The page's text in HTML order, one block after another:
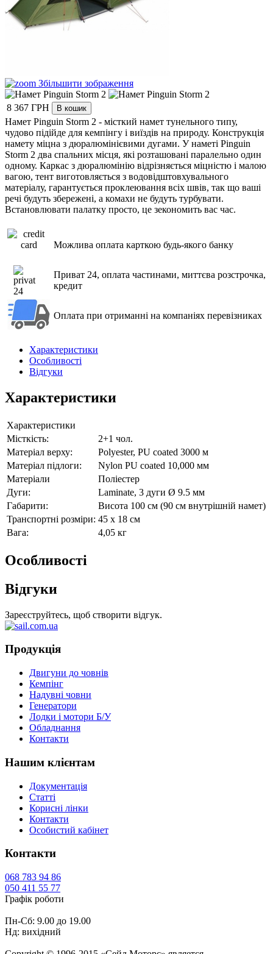
Збільшити зображення
8 367 ГРН
Намет Pinguin Storm 2 - місткий намет тунельного типу,
чудово підійде для кемпінгу і виїздів на природу. Конструкція
намету міцна з дюралюмінієвими дугами. У наметі Pinguin
Storm 2 два спальних місця, які розташовані паралельно один
одному. Каркас з дюралюмінію відрізняється міцністю і малою
вагою, тент виготовляється з водовідштовхувального
матеріалу, гарантується проклеювання всіх швів, так що ваші
речі будуть збережені, а комахи не будуть турбувати.
Встановлювати палатку просто, це зекономить вас час.
Можлива оплата карткою будь-якого банку
Приват 24, оплата частинами, миттєва розстрочка,
кредит
Оплата при отриманні на компаніях перевізниках
Характеристики
Особливості
Відгуки
Характеристики
Характеристики
Місткість:
2+1 чол.
Матеріал верху:
Polyester, PU coated 3000 м
Матеріал підлоги:
Nylon PU coated 10,000 мм
Матеріали
Поліестер
Дуги:
Laminate, 3 дуги Ø 9.5 мм
Габарити:
Висота 100 см (90 см внутрішній намет)
Транспортні розміри: 45 х 18 см
Вага:
4,05 кг
Особливості
Відгуки
Зареєструйтесь, щоб створити відгук.
Продукція
Двигуни до човнів
Кемпінг
Надувні човни
Генератори
Лодки і мотори Б/У
Обладнання
Контакти
Нашим клієнтам
Документація
Статті
Корисні лінки
Контакти
Особистий кабінет
Контакти
068 783 94 86
050 411 55 77
Графік роботи
Пн-Сб: 9.00 до 19.00
Нд: вихідний